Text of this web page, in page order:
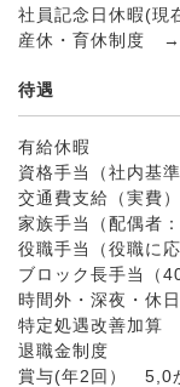
社員記念日休暇(現
産休・育休制度 →
待遇
有給休暇
資格手当（社内基
交通費支給（実費）
家族手当（配偶者
役職手当（役職に
ブロック長手当（
時間外・深夜・休
特定処遇改善加算
退職金制度
賞与(年2回） 5,0